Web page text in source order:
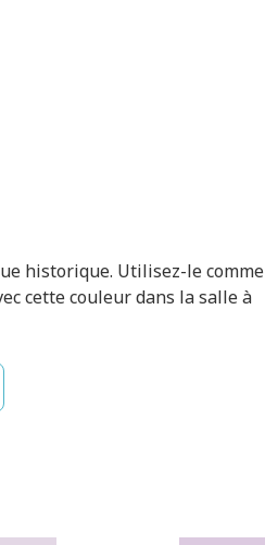
historique. Utilisez-le comme
cette couleur dans la salle à